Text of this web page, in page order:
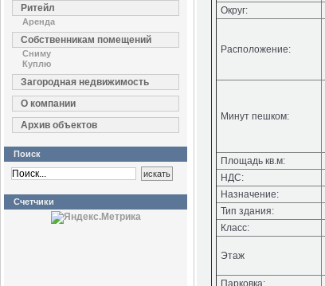
Ритейл
Аренда
Собственникам помещений
Сниму
Куплю
Загородная недвижимость
О компании
Архив объектов
Поиск
Счетчики
Округ:
Расположение:
Минут пешком:
Площадь кв.м:
НДС:
Назначение:
Тип здания:
Класс:
Этаж
Парковка: